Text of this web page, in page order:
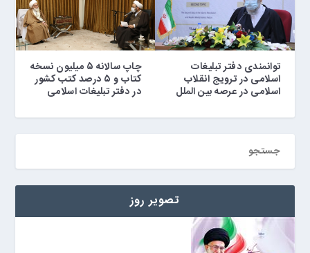
چاپ سالانه ۵ میلیون نسخه
کتاب و ۵ درصد کتب کشور
در دفتر تبلیغات اسلامی
توانمندی دفتر تبلیغات
اسلامی در ترویج انقلاب
اسلامی در عرصه بین الملل
تصویر روز